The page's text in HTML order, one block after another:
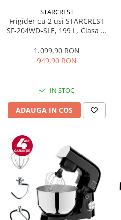
STARCREST
Frigider cu 2 usi STARCREST
SF-204WD-SLE, 199 L, Clasa E,
Termostat Ajustabil, Usi
reversibile, H 143 cm, Argintiu
1.099,90 RON
949,90 RON
IN STOC
ADAUGA IN COS